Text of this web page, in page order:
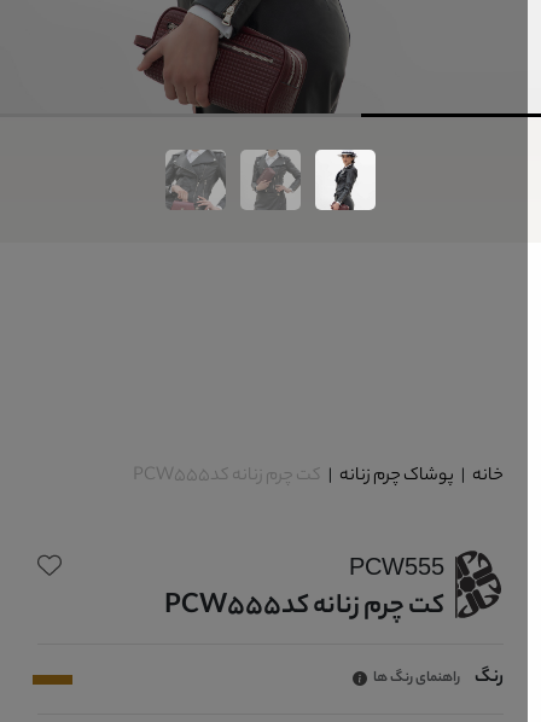
خانه | پوشاک چرم زنانه| کت چرم زنانه کدPCW555
PCW555
کت چرم زنانه کدPCW555
رنگ راهنمای رنگ ها